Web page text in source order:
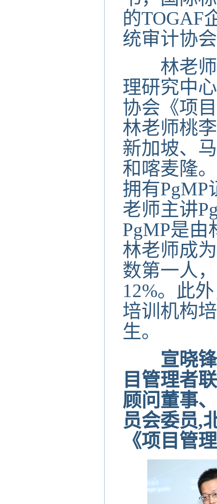
的TOGAF
统审计协
林老师
理研究中
协会《项
林老师桃
新加坡、
和喀麦隆
拥有PgMP
老师主讲
PgMP是
林老师成
数第一人
12%。此
培训机构
生。
宣晓锋
目管理者
顾问董事
员会委员,
《项目管